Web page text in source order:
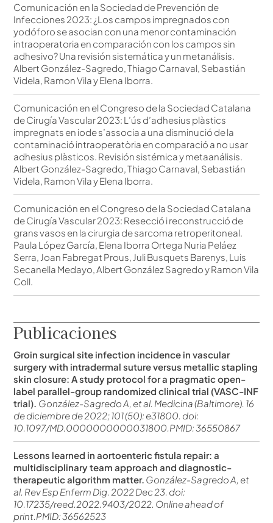
Comunicación en la Sociedad de Prevención de
Infecciones 2023: ¿Los campos impregnados con
yodóforo se asocian con una menor contaminación
intraoperatoria en comparación con los campos sin
adhesivo? Una revisión sistemática y un metanálisis.
Albert González-Sagredo, Thiago Carnaval, Sebastián
Videla, Ramon Vila y Elena Iborra.
Comunicación en el Congreso de la Sociedad Catalana
de Cirugía Vascular 2023: L’ús d’adhesius plàstics
impregnats en iode s’associa a una disminució de la
contaminació intraoperatòria en comparació a no usar
adhesius plàsticos. Revisión sistémica y metaanálisis.
Albert González-Sagredo, Thiago Carnaval, Sebastián
Videla, Ramon Vila y Elena Iborra.
Comunicación en el Congreso de la Sociedad Catalana
de Cirugía Vascular 2023: Resecció i reconstrucció de
grans vasos en la cirurgia de sarcoma retroperitoneal.
Paula López García, Elena Iborra Ortega Nuria Peláez
Serra, Joan Fabregat Prous, Juli Busquets Barenys, Luis
Secanella Medayo, Albert González Sagredo y Ramon Vila
Coll.
Publicaciones
Groin surgical site infection incidence in vascular
surgery with intradermal suture versus metallic stapling
skin closure: A study protocol for a pragmatic open-
label parallel-group randomized clinical trial (VASC-INF
trial). González-Sagredo A, et al. Medicina (Baltimore). 16
de diciembre de 2022; 101 (50): e31800. doi:
10.1097/MD.0000000000031800.PMID: 36550867
Lessons learned in aortoenteric fistula repair: a
multidisciplinary team approach and diagnostic-
therapeutic algorithm matter. González-Sagredo A, et
al. Rev Esp Enferm Dig. 2022 Dec 23. doi:
10.17235/reed.2022.9403/2022. Online ahead of
print.PMID: 36562523